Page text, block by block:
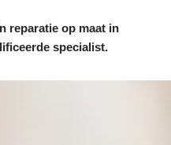
reparatie op maat in
specialist.